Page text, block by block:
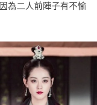
為二人前陣子有不愉